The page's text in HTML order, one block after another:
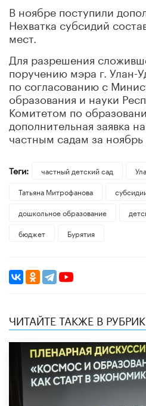
В ноябре поступили
Нехватка субсидий
мест.
Для разрешения
поручению мэра г.
по согласованию с
образования и науки
Комитетом по
дополнительная заявка
частным садам за ноябрь
Теги: частный детский сад
Татьяна Митрофанова
дошкольное образование
бюджет
Бурятия
ЧИТАЙТЕ ТАКЖЕ В